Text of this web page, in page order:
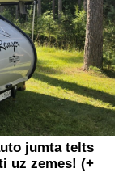
jumta telts
uz zemes! (+